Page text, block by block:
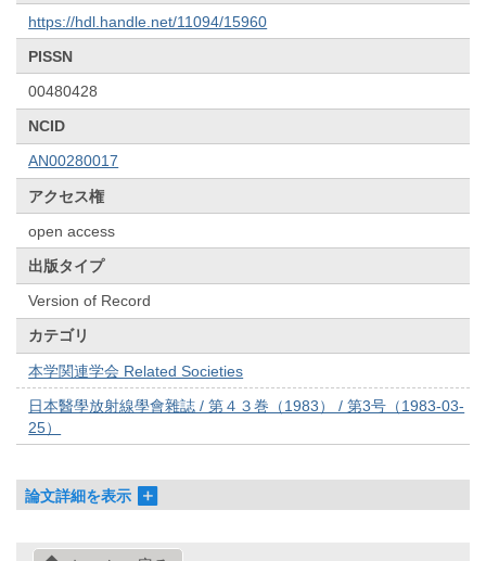
https://hdl.handle.net/11094/15960
PISSN
00480428
NCID
AN00280017
アクセス権
open access
出版タイプ
Version of Record
カテゴリ
本学関連学会 Related Societies
日本醫學放射線學會雜誌 / 第４３巻（1983） / 第3号（1983-03-
25）
論文詳細を表示